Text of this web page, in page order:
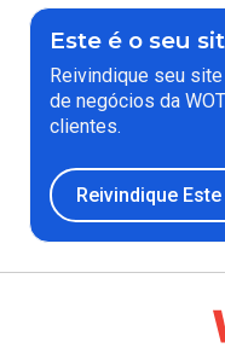
Este é o seu
Reivindique seu
de negócios da
clientes.
Reivindique